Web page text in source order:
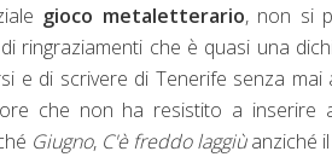
gioco metaletterario, non si
ringraziamenti che è quasi una
e di scrivere di Tenerife senza
che non ha resistito a
Giugno, C'è freddo laggiùanziché